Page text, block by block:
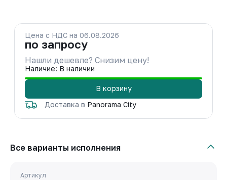
Цена с НДС на 06.08.2026
по запросу
Нашли дешевле? Снизим цену!
Наличие: В наличии
В корзину
Доставка в Panorama City
Все варианты исполнения
Артикул